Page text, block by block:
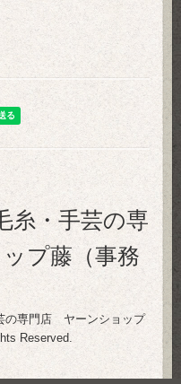
・手芸の専
プ藤（事務
の専門店 ヤーンショップ
Reserved.